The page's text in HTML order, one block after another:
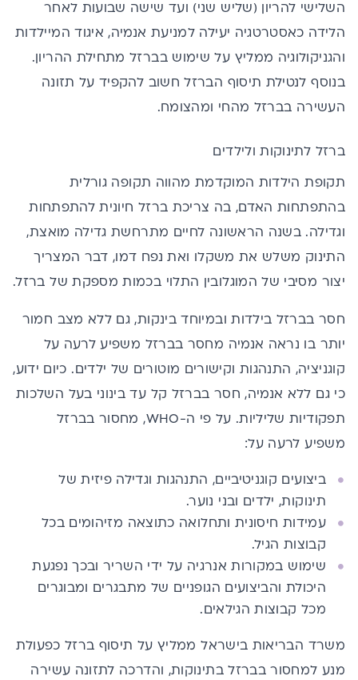
השלישי להריון (שליש שני) ועד שישה שבועות לאחר
הלידה כאסטרטגיה יעילה למניעת אנמיה, איגוד המיילדות
והגניקולוגיה ממליץ על שימוש בברזל מתחילת ההריון.
בנוסף לנטילת תיסוף הברזל חשוב להקפיד על תזונה
העשירה בברזל מהחי ומהצומח.
ברזל לתינוקות ולילדים
תקופת הילדות המוקדמת מהווה תקופה גורלית
בהתפתחות האדם, בה צריכת ברזל חיונית להתפתחות
וגדילה. בשנה הראשונה לחיים מתרחשת גדילה מואצת,
התינוק משלש את משקלו ואת נפח דמו, דבר המצריך
יצור מסיבי של המוגלובין התלוי בכמות מספקת של ברזל.
חסר בברזל בילדות ובמיוחד בינקות, גם ללא מצב חמור
יותר בו נראה אנמיה מחסר בברזל משפיע לרעה על
קוגניציה, התנהגות וקישורים מוטורים של ילדים. כיום ידוע,
כי גם ללא אנמיה, חסר בברזל קל עד בינוני בעל השלכות
תפקודיות שליליות. על פי ה-WHO, מחסור בברזל
משפיע לרעה על:
ביצועים קוגניטיביים, התנהגות וגדילה פיזית של
תינוקות, ילדים ובני נוער.
עמידות חיסונית ותחלואה כתוצאה מזיהומים בכל
קבוצות הגיל.
שימוש במקורות אנרגיה על ידי השריר ובכך נפגעת
היכולת והביצועים הגופניים של מתבגרים ומבוגרים
מכל קבוצות הגילאים.
משרד הבריאות בישראל ממליץ על תיסוף ברזל כפעולת
מנע למחסור בברזל בתינוקות, והדרכה לתזונה עשירה